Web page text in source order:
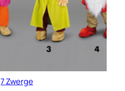
7 Zwerge